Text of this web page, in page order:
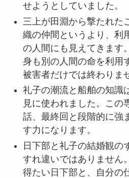
せようとしていました。
三上が田淵から撃たれた
織の仲間というより、利
の人間にも見えてきます
身も別の人間の命を利用
被害者だけでは終わりま
礼子の潮流と船舶の知識
見に使われました。この
話、最終回と段階的に強
す力になります。
日下部と礼子の結婚観の
すれ違いではありません
得たい日下部と、自分の